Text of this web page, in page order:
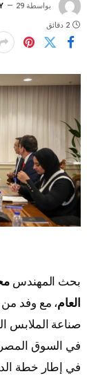
بواسطة 29 يناير، 2026
2 دقائق
بحث المهندس
العام، مع وفد من
صناعة الملابس
في السوق
في إطار خطة